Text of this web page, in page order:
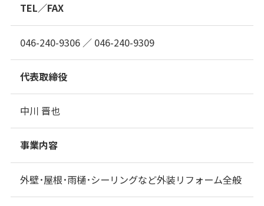
TEL／FAX
046-240-9306 ／ 046-240-9309
代表取締役
中川 晋也
事業内容
外壁･屋根･雨樋･シーリングなど外装リフォーム全般